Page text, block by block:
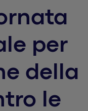
per
della
le